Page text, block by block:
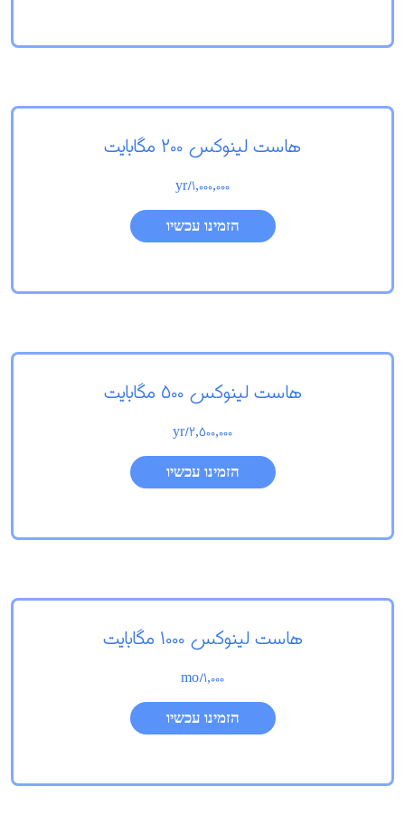
هاست لینوکس 200 مگابایت
1,000,000
/yr
הזמינו עכשיו
هاست لینوکس 500 مگابایت
2,500,000
/yr
הזמינו עכשיו
هاست لینوکس 1000 مگابایت
1,000
/mo
הזמינו עכשיו